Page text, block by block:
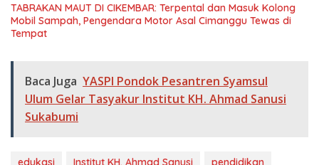
TABRAKAN MAUT DI CIKEMBAR: Terpental dan Masuk Kolong
Mobil Sampah, Pengendara Motor Asal Cimanggu Tewas di
Tempat
Baca Juga YASPI Pondok Pesantren Syamsul
Ulum Gelar Tasyakur Institut KH. Ahmad Sanusi
Sukabumi
edukasi Institut KH. Ahmad Sanusi pendidikan